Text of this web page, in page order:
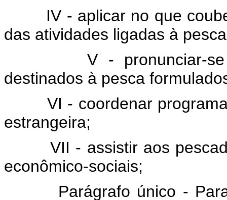
IV - aplicar no que
das atividades ligadas à
V - pronunciar-
destinados à pesca
VI - coordenar
estrangeira;
VII - assistir aos
econômico-sociais;
Parágrafo único -